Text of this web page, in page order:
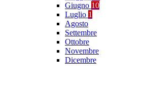
Giugno 10
Luglio 1
Agosto
Settembre
Ottobre
Novembre
Dicembre